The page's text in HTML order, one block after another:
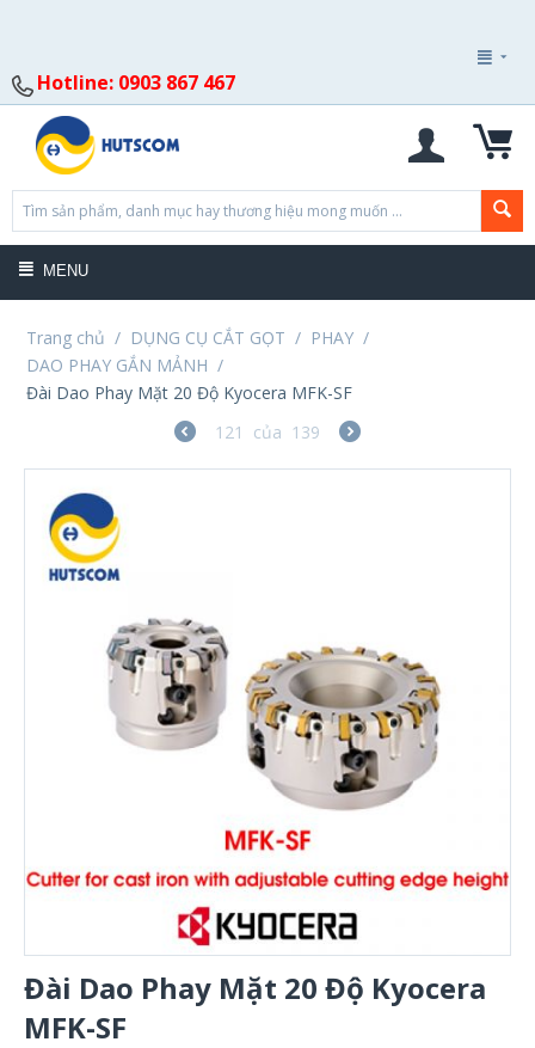
Hotline: 0903 867 467
MENU
Trang chủ / DỤNG CỤ CẮT GỌT / PHAY /
DAO PHAY GẮN MẢNH /
Đài Dao Phay Mặt 20 Độ Kyocera MFK-SF
121
của 139
Đài Dao Phay Mặt 20 Độ Kyocera
MFK-SF